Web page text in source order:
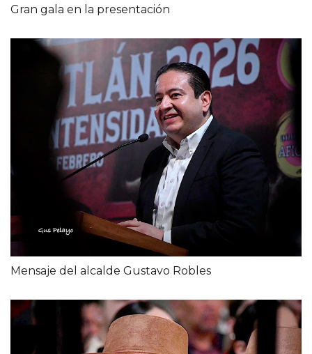
Gran gala en la presentación
Mensaje del alcalde Gustavo Robles